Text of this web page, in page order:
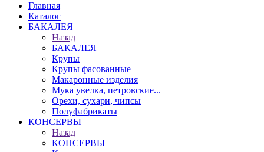
Главная
Каталог
БАКАЛЕЯ
Назад
БАКАЛЕЯ
Крупы
Крупы фасованные
Макаронные изделия
Мука увелка, петровские...
Орехи, сухари, чипсы
Полуфабрикаты
КОНСЕРВЫ
Назад
КОНСЕРВЫ